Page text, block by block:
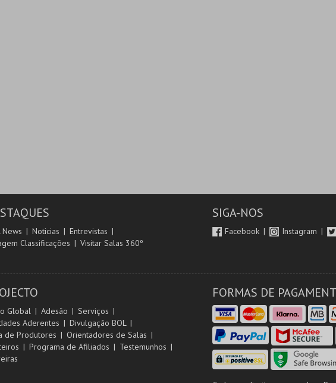
News Noticias
Entrevistas
Classificações
Visitar Salas 360º
SIGA-NOS
Facebook Instagram
Global Adesão
Serviços
Aderentes
Divulgação BOL
de Produtores
Orientadores de Salas
Programa de Afiliados
Testemunhos
FORMAS DE